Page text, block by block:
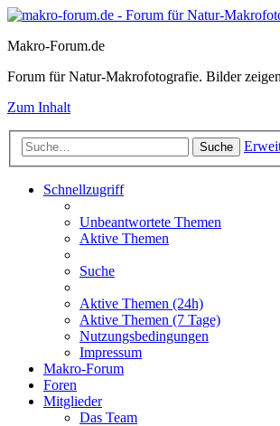
Makro-Forum.de
Forum für Natur-Makrofotografie. Bilder
Zum Inhalt
Suche
Schnellzugriff
Unbeantwortete Themen
Aktive Themen
Suche
Aktive Themen (24h)
Aktive Themen (7 Tage)
Nutzungsbedingungen
Impressum
Makro-Forum
Foren
Mitglieder
Das Team